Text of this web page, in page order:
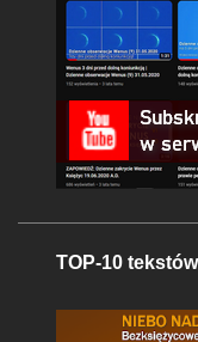
TOP-10